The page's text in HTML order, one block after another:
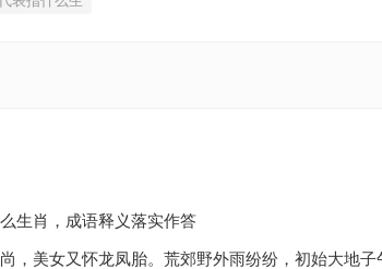
生肖，成语释义落实作答
，美女又怀龙凤胎。荒郊野外雨纷纷，初始大地